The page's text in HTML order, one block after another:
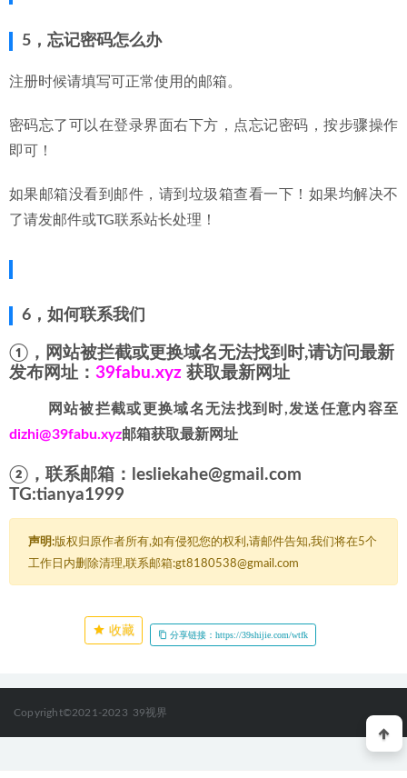
5，忘记密码怎么办
注册时候请填写可正常使用的邮箱。
密码忘了可以在登录界面右下方，点忘记密码，按步骤操作
即可！
如果邮箱没看到邮件，请到垃圾箱查看一下！如果均解决不
了请发邮件或TG联系站长处理！
6，如何联系我们
①， 网站被拦截或更换域名无法找到时,请访问最新
发布网址： 39fabu.xyz 获取最新网址
网站被拦截或更换域名无法找到时,发送任意内容至
dizhi@39fabu.xyz邮箱获取最新网址
②，联系邮箱：lesliekahe@gmail.com
TG:tianya1999
声明:版权归原作者所有,如有侵犯您的权利,请邮件告知,我们将在5个
工作日内删除清理,联系邮箱:gt8180538@gmail.com
收藏 分享链接：https://39shijie.com/wtfk
Copyright©2021-2023 39视界